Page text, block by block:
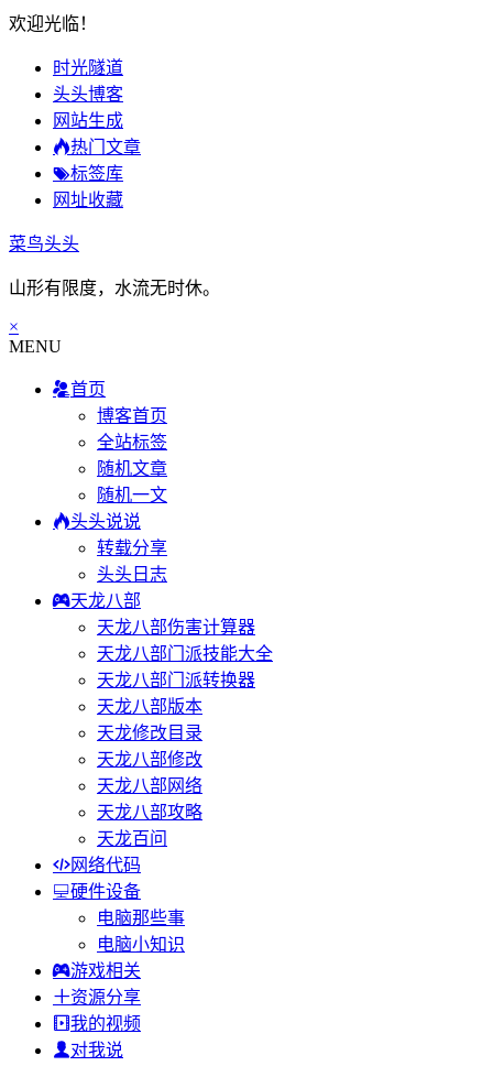
欢迎光临！
时光隧道
头头博客
网站生成
热门文章
标签库
网址收藏
菜鸟头头
山形有限度，水流无时休。
×
MENU
首页
博客首页
全站标签
随机文章
随机一文
头头说说
转载分享
头头日志
天龙八部
天龙八部伤害计算器
天龙八部门派技能大全
天龙八部门派转换器
天龙八部版本
天龙修改目录
天龙八部修改
天龙八部网络
天龙八部攻略
天龙百问
网络代码
硬件设备
电脑那些事
电脑小知识
游戏相关
资源分享
我的视频
对我说